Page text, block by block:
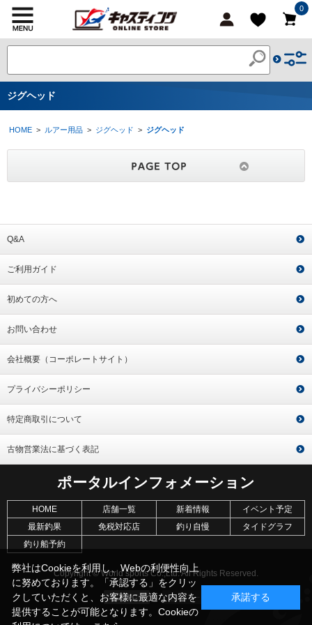
0
ジグヘッド
HOME > ルアー用品 > ジグヘッド > ジグヘッド
Q&A
ご利用ガイド
初めての方へ
お問い合わせ
会社概要（コーポレートサイト）
プライバシーポリシー
特定商取引について
古物営業法に基づく表記
ポータルインフォメーション
HOME 店舗一覧 新着情報
イベント予定
最新釣果
免税対応店 釣り自慢
タイドグラフ
釣り船予約
Copyright © World sports Co.,Ltd. All Rights Reserved.
弊社はCookieを利用し、Webの利便性向上
に努めております。「承認する」をクリッ
クしていただくと、お客様に最適な内容を
提供することが可能となります。Cookieの
承諾する